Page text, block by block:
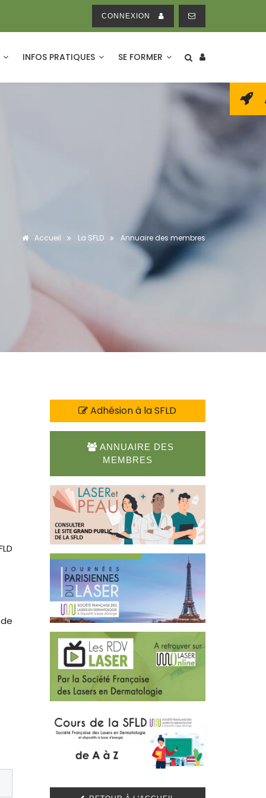
CONNEXION
INFOS PRATIQUES SE FORMER
Accueil La SFLD Annuaire des membres
Adhésion à la SFLD
ANNUAIRE DES
MEMBRES